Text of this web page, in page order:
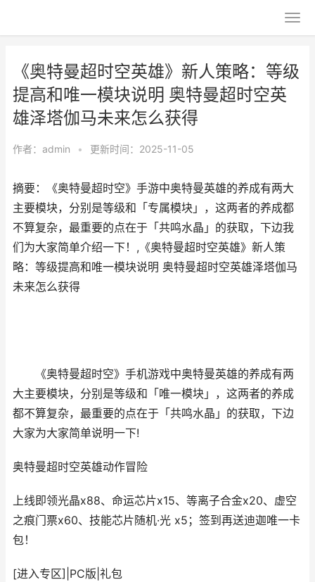
《奥特曼超时空英雄》新人策略：等级
提高和唯一模块说明 奥特曼超时空英
雄泽塔伽马未来怎么获得
作者： admin • 更新时间：2025-11-05
摘要：《奥特曼超时空》手游中奥特曼英雄的养成有两大
主要模块，分别是等级和「专属模块」，这两者的养成都
不算复杂，最重要的点在于「共鸣水晶」的获取，下边我
们为大家简单介绍一下！,《奥特曼超时空英雄》新人策
略：等级提高和唯一模块说明 奥特曼超时空英雄泽塔伽马
未来怎么获得
《奥特曼超时空》手机游戏中奥特曼英雄的养成有两
大主要模块，分别是等级和「唯一模块」，这两者的养成
都不算复杂，最重要的点在于「共鸣水晶」的获取，下边
大家为大家简单说明一下!
奥特曼超时空英雄动作冒险
上线即领光晶x88、命运芯片x15、等离子合金x20、虚空
之痕门票x60、技能芯片随机·光 x5；签到再送迪迦唯一卡
包！
[进入专区] PC版 礼包